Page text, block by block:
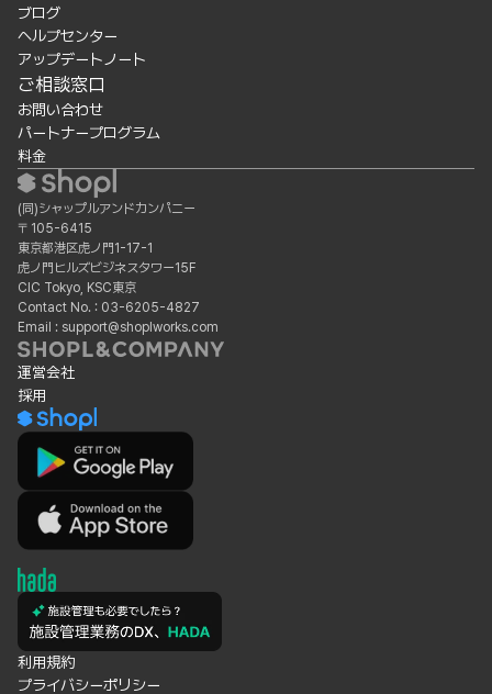
ブログ
ヘルプセンター
アップデートノート
ご相談窓口
お問い合わせ
パートナープログラム
料金
(同)シャップルアンドカンパニー
〒105-6415
東京都港区虎ノ門1-17-1
虎ノ門ヒルズビジネスタワー15F
CIC Tokyo, KSC東京
Contact No. : 03-6205-4827
Email : support@shoplworks.com
運営会社
採用
利用規約
プライバシーポリシー